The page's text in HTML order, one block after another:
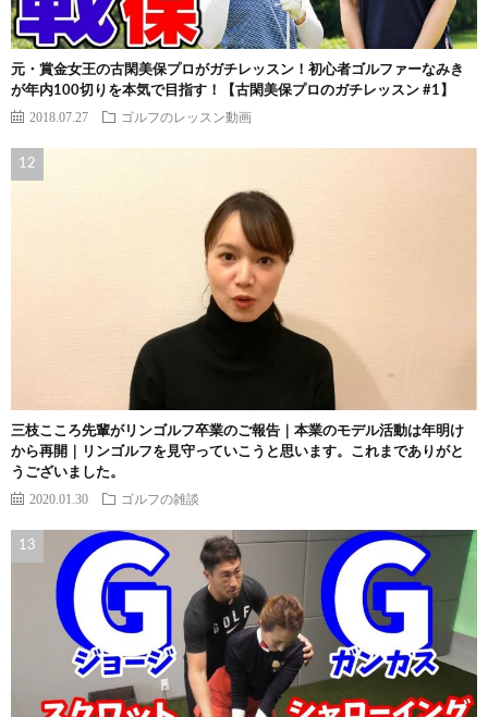
元・賞金女王の古閑美保プロがガチレッスン！初心者ゴルファーなみき
が年内100切りを本気で目指す！【古閑美保プロのガチレッスン #1】
2018.07.27 ゴルフのレッスン動画
三枝こころ先輩がリンゴルフ卒業のご報告｜本業のモデル活動は年明け
から再開｜リンゴルフを見守っていこうと思います。これまでありがと
うございました。
2020.01.30 ゴルフの雑談